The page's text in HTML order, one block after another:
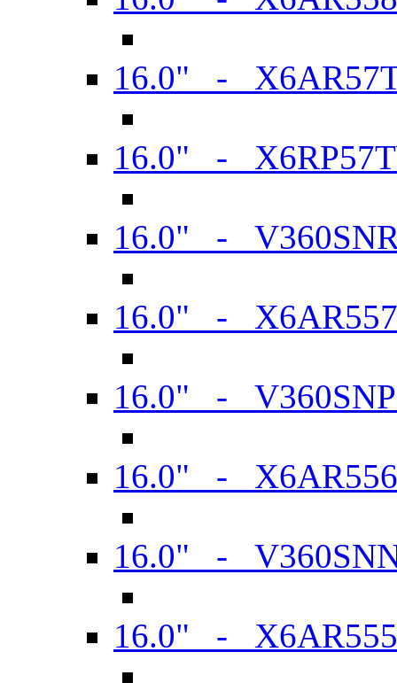
16.0" -
16.0" -
16.0" -
16.0" -
16.0" -
16.0" -
16.0" -
16.0" -